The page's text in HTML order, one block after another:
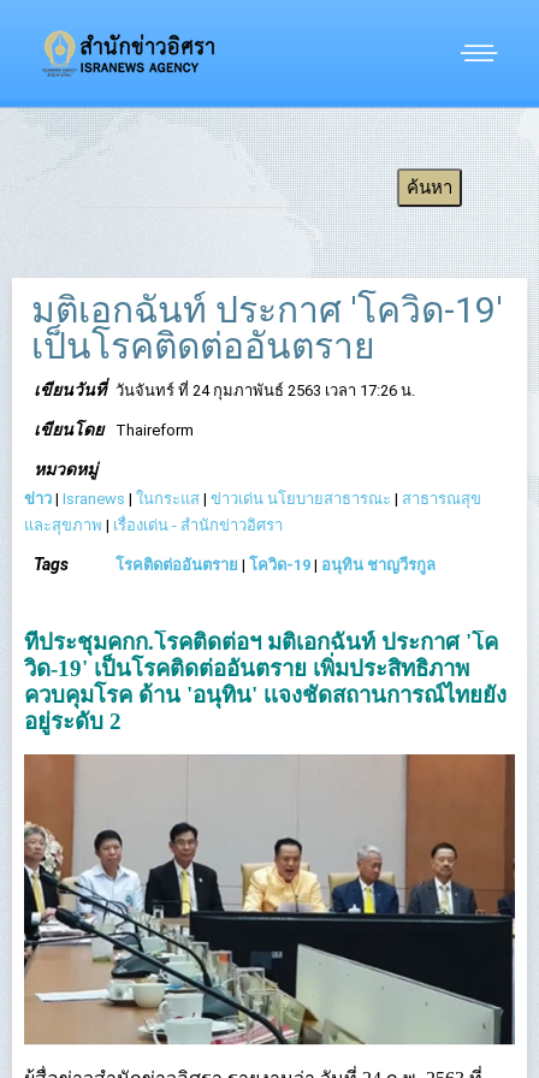
มติเอกฉันท์ ประกาศ 'โควิด-19'
เป็นโรคติดต่ออันตราย
เขียนวันที่ วันจันทร์ ที่ 24 กุมภาพันธ์ 2563 เวลา 17:26 น.
เขียนโดย Thaireform
หมวดหมู่
ข่าว | Isranews | ในกระแส | ข่าวเด่น นโยบายสาธารณะ | สาธารณสุข
และสุขภาพ | เรื่องเด่น - สำนักข่าวอิศรา
Tags โรคติดต่ออันตราย | โควิด-19 | อนุทิน ชาญวีรกูล
ที่ประชุมคกก.โรคติดต่อฯ มติเอกฉันท์ ประกาศ 'โค
วิด-19' เป็นโรคติดต่ออันตราย เพิ่มประสิทธิภาพ
ควบคุมโรค ด้าน 'อนุทิน' เเจงชัดสถานการณ์ไทยยัง
อยู่ระดับ 2